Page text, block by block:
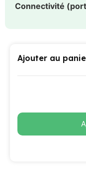
Connectivité
Ajouter au